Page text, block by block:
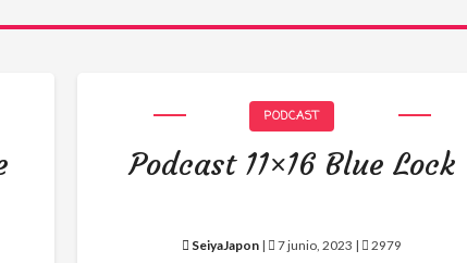
PODCAST
Podcast 11×16 Blue Lock
SeiyaJapon | 7 junio, 2023 | 2979